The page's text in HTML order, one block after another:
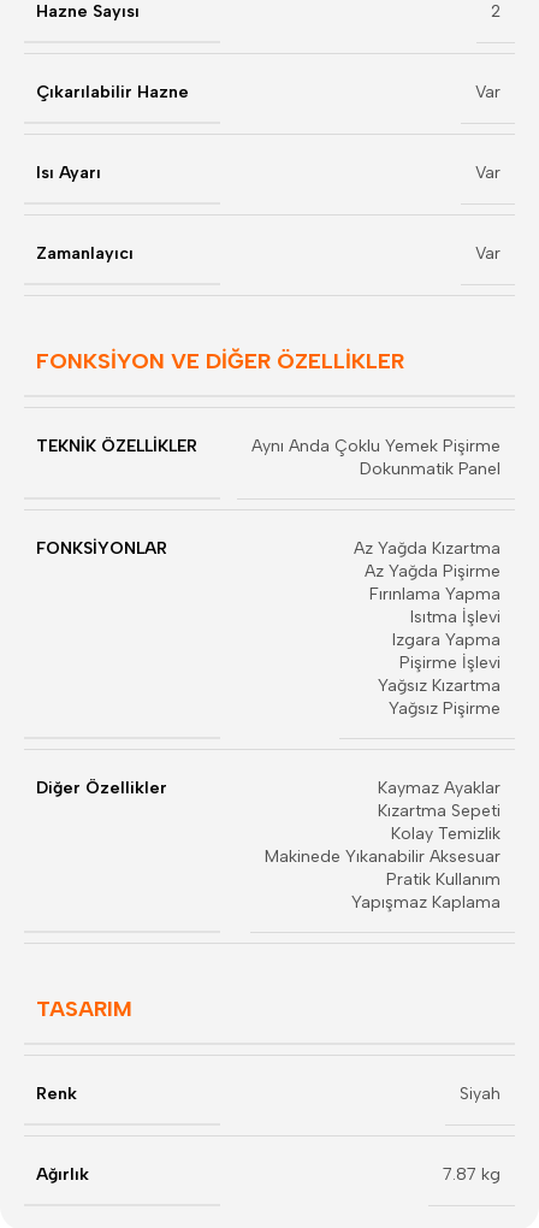
Hazne Sayısı 2
Çıkarılabilir Hazne Var
Isı Ayarı Var
Zamanlayıcı Var
FONKSİYON VE DİĞER ÖZELLİKLER
TEKNİK ÖZELLİKLER
Aynı Anda Çoklu Yemek Pişirme
Dokunmatik Panel
FONKSİYONLAR
Az Yağda Kızartma
Az Yağda Pişirme
Fırınlama Yapma
Isıtma İşlevi
Izgara Yapma
Pişirme İşlevi
Yağsız Kızartma
Yağsız Pişirme
Diğer Özellikler
Kaymaz Ayaklar
Kızartma Sepeti
Kolay Temizlik
Makinede Yıkanabilir Aksesuar
Pratik Kullanım
Yapışmaz Kaplama
TASARIM
Renk Siyah
Ağırlık 7.87 kg